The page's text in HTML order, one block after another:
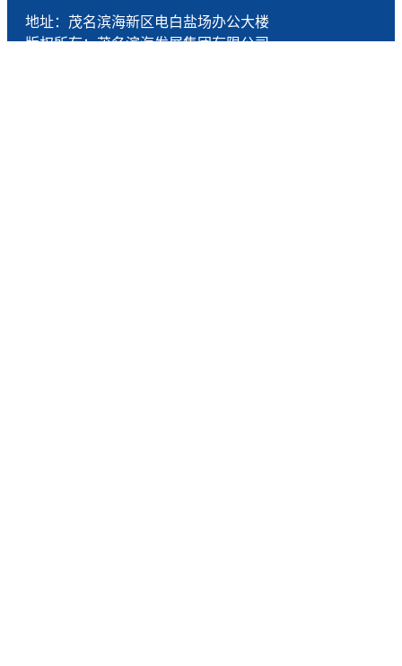
地址：茂名滨海新区电白盐场办公大楼
版权所有：茂名滨海发展集团有限公司